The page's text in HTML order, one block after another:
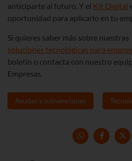
anticiparte al futuro. Y el Kit Digital
oportunidad para aplicarlo en tu
Si quieres saber más sobre nuestras
soluciones tecnológicas para
boletín o contacta con nuestro
Empresas.
Ayudas y subvenciones